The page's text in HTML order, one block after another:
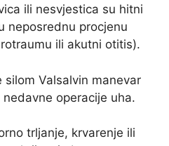
ili nesvjestica su hitni
neposrednu procjenu
ili akutni otitis).
Valsalvin manevar
operacije uha.
trljanje, krvarenje ili